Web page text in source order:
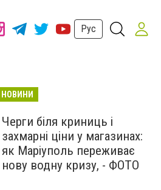
Рус
НОВИНИ
Черги біля криниць і
захмарні ціни у магазинах:
як Маріуполь переживає
нову водну кризу, - ФОТО